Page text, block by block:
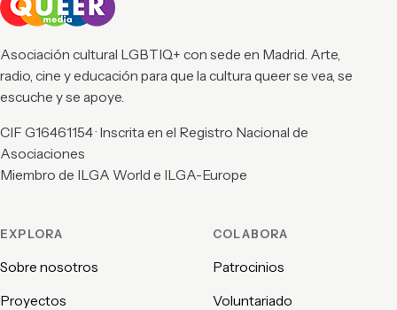
Asociación cultural LGBTIQ+ con sede en Madrid. Arte,
radio, cine y educación para que la cultura queer se vea, se
escuche y se apoye.
CIF G16461154 · Inscrita en el Registro Nacional de
Asociaciones
Miembro de ILGA World e ILGA-Europe
EXPLORA
Sobre nosotros
Proyectos
COLABORA
Patrocinios
Voluntariado